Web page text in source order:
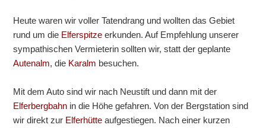
Heute waren wir voller Tatendrang und wollten das Gebiet
rund um die Elferspitze erkunden. Auf Empfehlung unserer
sympathischen Vermieterin sollten wir, statt der geplante
Autenalm, die Karalm besuchen.
Mit dem Auto sind wir nach Neustift und dann mit der
Elferbergbahn in die Höhe gefahren. Von der Bergstation sind
wir direkt zur Elferhütte aufgestiegen. Nach einer kurzen